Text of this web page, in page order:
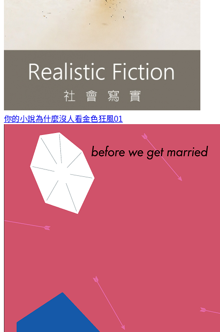
你的小說為什麼沒人看金色狂風01